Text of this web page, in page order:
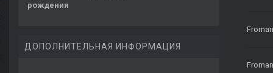
рождения
ДОПОЛНИТЕЛЬНАЯ ИНФОРМАЦИЯ
Froman
Froman